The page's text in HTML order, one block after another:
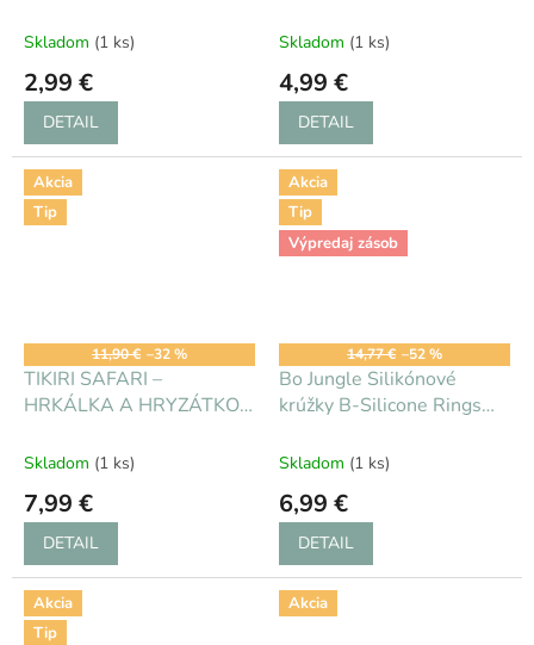
Skladom (1 ks)
2,99 €
DETAIL
Skladom (1 ks)
4,99 €
DETAIL
Akcia
Tip
11,90 € –32 %
TIKIRI SAFARI –
HRKÁLKA A HRYZÁTKO Z
Hrošík
Skladom (1 ks)
7,99 €
DETAIL
Akcia
Tip
Výpredaj zásob
14,77 € –52 %
Bo Jungle Silikónové
krúžky B-Silicone Rings
Skladom (1 ks)
6,99 €
DETAIL
Akcia
Tip
Akcia